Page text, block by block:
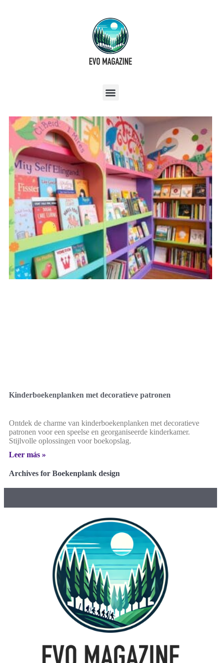
Kinderboekenplanken met decoratieve patronen
Ontdek de charme van kinderboekenplanken met decoratieve
patronen voor een speelse en georganiseerde kinderkamer.
Stijlvolle oplossingen voor boekopslag.
Leer más »
Archives for Boekenplank design